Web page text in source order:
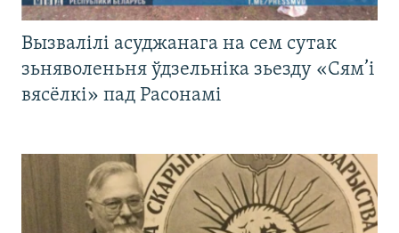
Вызвалілі асуджанага на сем сутак
зьняволеньня ўдзельніка зьезду «Сям’і
вясёлкі» пад Расонамі